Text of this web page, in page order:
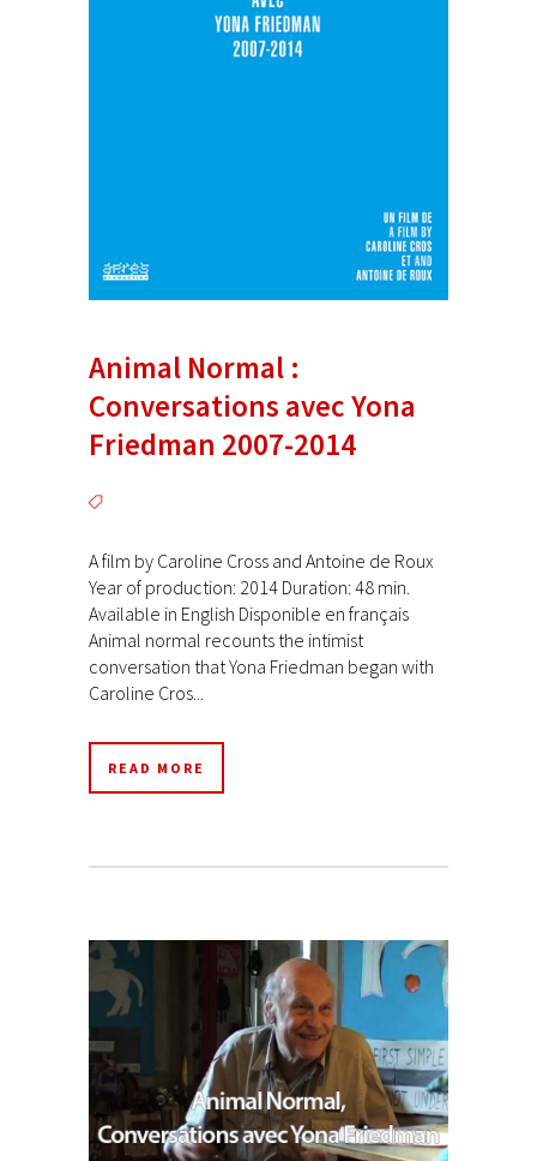
Animal Normal :
Conversations avec Yona
Friedman 2007-2014
A film by Caroline Cross and Antoine de Roux
Year of production: 2014 Duration: 48 min.
Available in English Disponible en français
Animal normal recounts the intimist
conversation that Yona Friedman began with
Caroline Cros...
READ MORE